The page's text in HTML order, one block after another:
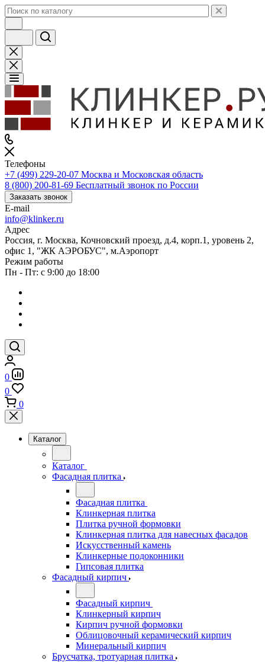
Телефоны
+7 (499) 229-20-07 Москва и Московская область
8 (800) 200-81-69 Бесплатный звонок по России
Заказать звонок
E-mail
info@klinker.ru
Адрес
Россия, г. Москва, Кочновский проезд, д.4, корп.1, уровень 2,
офис 1, "ЖК АЭРОБУС", м.Аэропорт
Режим работы
Пн - Пт: с 9:00 до 18:00
0
0
0
Каталог
Каталог
Фасадная плитка
Фасадная плитка
Клинкерная плитка
Плитка ручной формовки
Клинкерная плитка для навесных фасадов
Искусственный камень
Клинкерные подоконники
Гипсовая плитка
Фасадный кирпич
Фасадный кирпич
Клинкерный кирпич
Кирпич ручной формовки
Облицовочный керамический кирпич
Минеральный кирпич
Брусчатка, тротуарная плитка